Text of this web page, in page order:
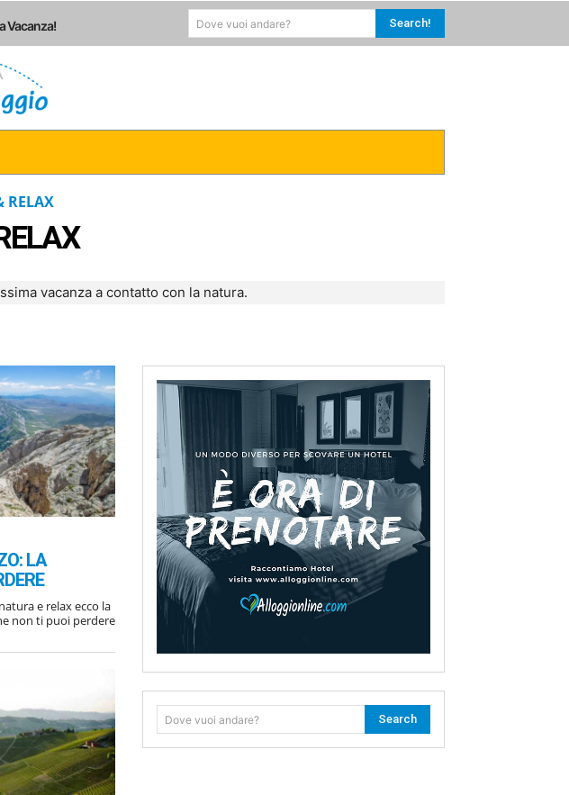
Vacanza! Dove vuoi andare? Search!
RELAX
vacanza a contatto con la natura.
LA
e relax ecco la
non ti puoi perdere
Dove vuoi andare? Search